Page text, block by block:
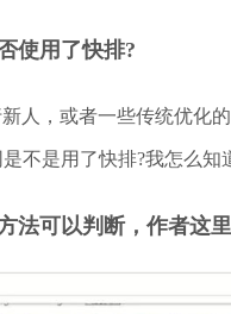
使用了快排?
人，或者一些传统优化
不是用了快排?我怎么知
法可以判断，作者这